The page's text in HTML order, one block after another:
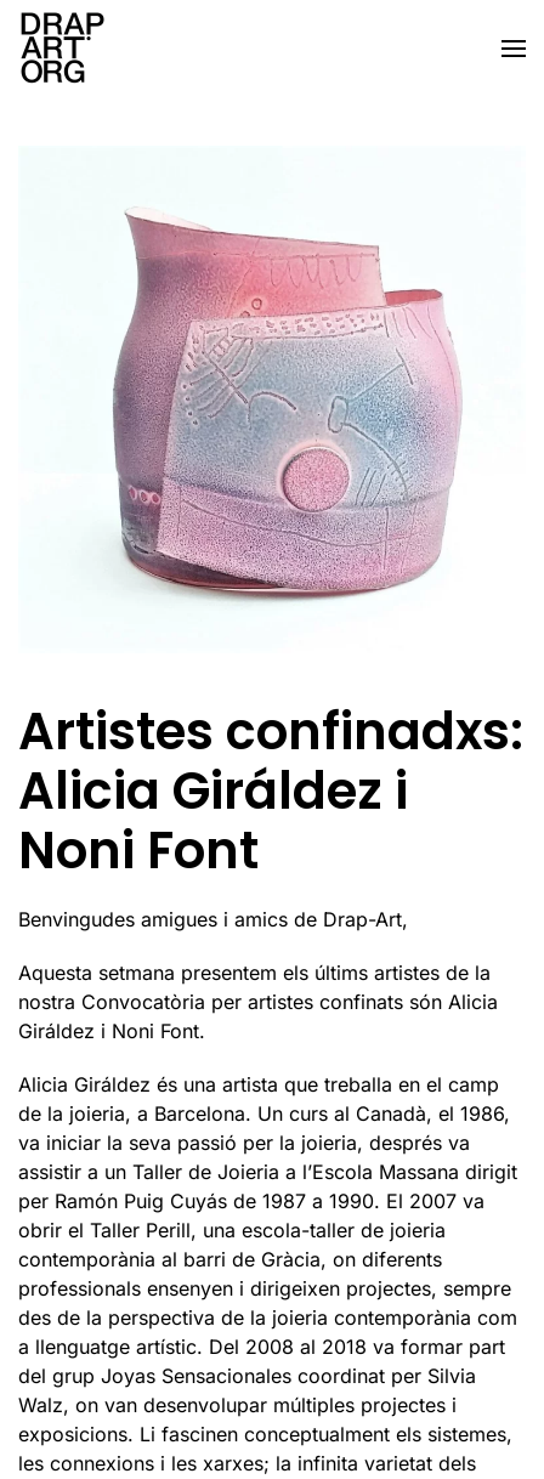
Skip to main content
Artistes confinadxs:
Alicia Giráldez i
Noni Font
Benvingudes amigues i amics de Drap-Art,
Aquesta setmana presentem els últims artistes de la
nostra Convocatòria per artistes confinats són Alicia
Giráldez i Noni Font.
Alicia Giráldez és una artista que treballa en el camp
de la joieria, a Barcelona. Un curs al Canadà, el 1986,
va iniciar la seva passió per la joieria, després va
assistir a un Taller de Joieria a l’Escola Massana dirigit
per Ramón Puig Cuyás de 1987 a 1990. El 2007 va
obrir el Taller Perill, una escola-taller de joieria
contemporània al barri de Gràcia, on diferents
professionals ensenyen i dirigeixen projectes, sempre
des de la perspectiva de la joieria contemporània com
a llenguatge artístic. Del 2008 al 2018 va formar part
del grup Joyas Sensacionales coordinat per Silvia
Walz, on van desenvolupar múltiples projectes i
exposicions. Li fascinen conceptualment els sistemes,
les connexions i les xarxes; la infinita varietat dels